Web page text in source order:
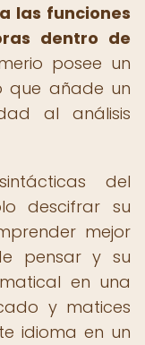
las funciones
dentro de
posee un
que añade un
al análisis
del
descifrar su
mejor
pensar y su
en una
y matices
idioma en un